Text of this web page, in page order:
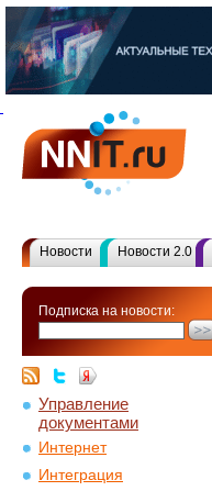
Новости Новости 2.0
Подписка на новости:
Управление
документами
Интернет
Интеграция